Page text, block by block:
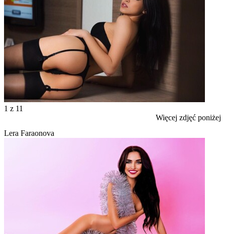
1 z 11
Więcej zdjęć poniżej
Lera Faraonova